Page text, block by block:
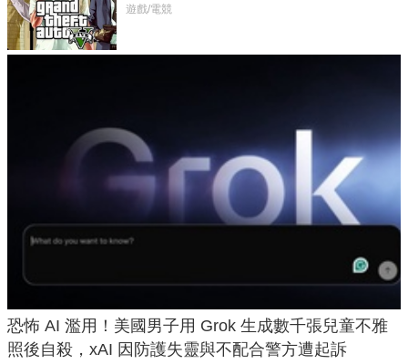
在開掛！」
遊戲/電競
恐怖 AI 濫用！美國男子用 Grok 生成數千張兒童不雅
照後自殺，xAI 因防護失靈與不配合警方遭起訴